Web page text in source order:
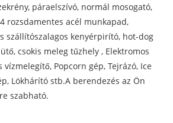
páraelszívó, normál mosogató,
rozsdamentes acél munkapad,
szállítószalagos kenyérpirító, hot-dog
csokis meleg tűzhely , Elektromos
Popcorn gép, Tejrázó, Ice
Lökhárító stb.A berendezés az Ön
szabható.